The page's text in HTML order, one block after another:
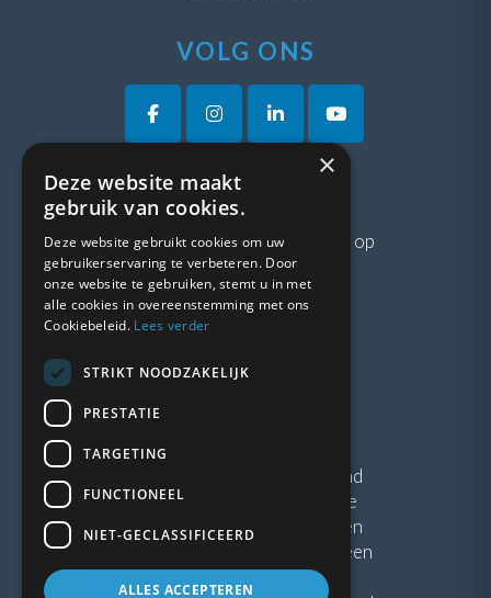
VOLG ONS
VRAGEN?
Neem gerustcontactmet ons op
LINKS
Blogs
Algemene voorwaarden
Kunststof Kozijnen Friesland
Kunststof kozijnen Drenthe
Kunststof Kozijnen Drachten
Kunststof Kozijnen Hoogeveen
×
Deze website maakt
gebruik van cookies.
Deze website gebruikt cookies om uw
gebruikerservaring te verbeteren. Door
onze website te gebruiken, stemt u in met
alle cookies in overeenstemming met ons
Cookiebeleid. Lees verder
STRIKT NOODZAKELIJK
PRESTATIE
TARGETING
FUNCTIONEEL
NIET-GECLASSIFICEERD
ALLES ACCEPTEREN